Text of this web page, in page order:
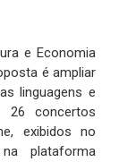
e Economia
é ampliar
linguagens e
26 concertos
exibidos no
plataforma